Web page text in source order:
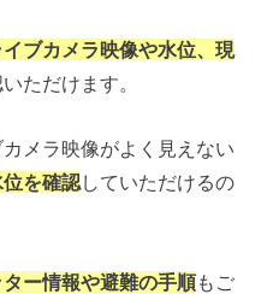
ブカメラ映像や水位、現
ただけます。
メラ映像がよく見えない
を確認していただけるの
ー情報や避難の手順もご